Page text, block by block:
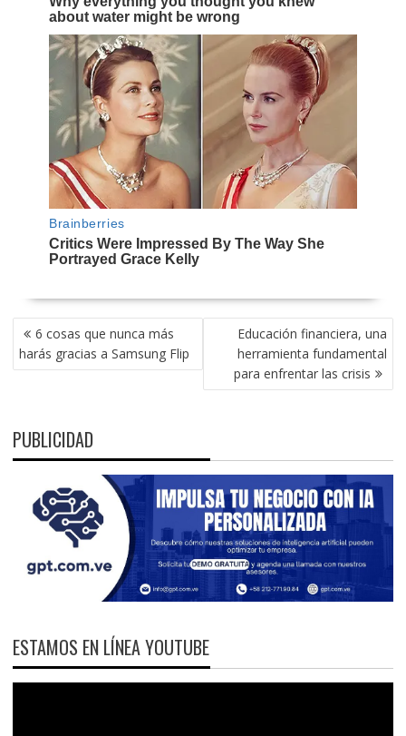
NAVEGACIÓN
DE
ENTRADAS
6 cosas que nunca más
harás gracias a Samsung Flip
Educación financiera, una
herramienta fundamental
para enfrentar las crisis
PUBLICIDAD
ESTAMOS EN LÍNEA YOUTUBE